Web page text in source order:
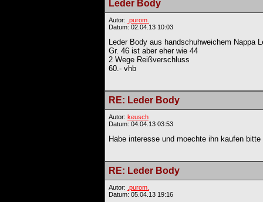
Leder Body
Autor: .purom.
Datum: 02.04.13 10:03
Leder Body aus handschuhweichem Nappa
Gr. 46 ist aber eher wie 44
2 Wege Reißverschluss
60.- vhb
RE: Leder Body
Autor: keusch
Datum: 04.04.13 03:53
Habe interesse und moechte ihn kaufen bitte
RE: Leder Body
Autor: .purom.
Datum: 05.04.13 19:16